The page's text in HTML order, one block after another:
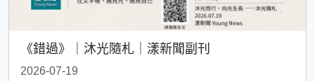
《錯過》｜沐光隨札｜漾新聞副刊
2026-07-19